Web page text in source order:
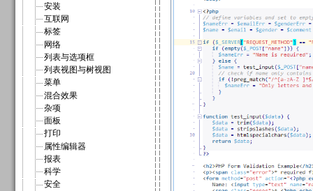
安装
互联网
标签
网络
列表与选项框
列表视图与树视图
菜单
混合效果
杂项
面板
打印
属性编辑器
报表
科学
安全